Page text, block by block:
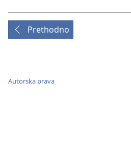
Prethodno
Autorska prava